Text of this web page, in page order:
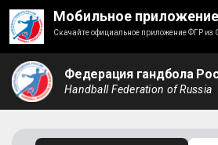
Мобильное приложение
Скачайте официальное приложение ФГР из
Федерация гандбола
Handball Federation of Russia